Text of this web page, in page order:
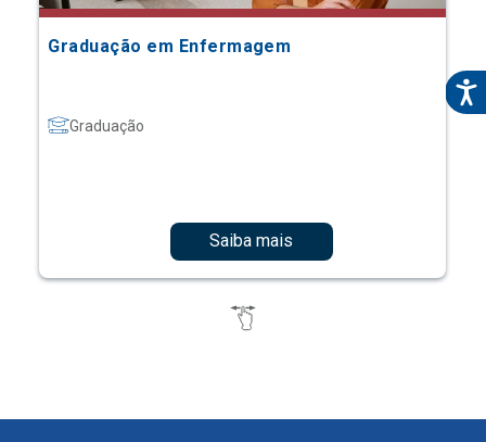
Graduação em Enfermagem
Graduação
Saiba mais